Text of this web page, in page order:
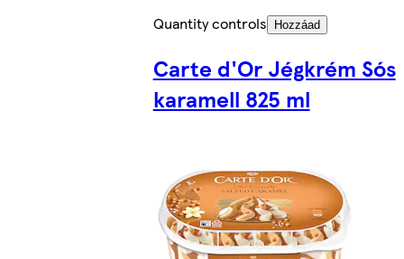
Quantity controls
Hozzáad
Carte d'Or Jégkrém Sós
karamell 825 ml